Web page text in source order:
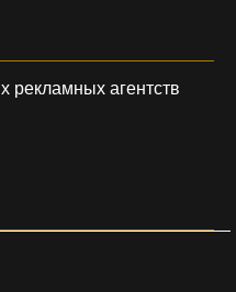
рекламных агентств